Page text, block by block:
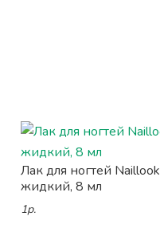
Лак для ногтей Naillook
жидкий, 8 мл
1р.